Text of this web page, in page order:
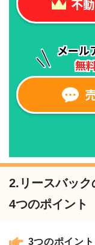
2.リースバック
4つのポイント
3つのポイント